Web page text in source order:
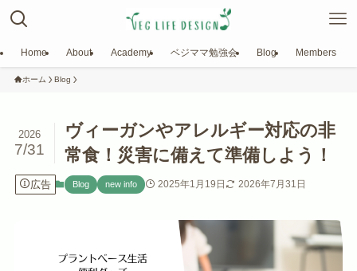
Home About Academy ベジママ勉強会 Blog Members
ホーム Blog
ヴィーガンやアレルギー対応の非
常食！災害に備えて準備しよう！
2026
7/31
広告 Blog new info 2025年1月19日 2026年7月31日